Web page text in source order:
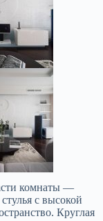
комнаты —
с высокой
Круглая